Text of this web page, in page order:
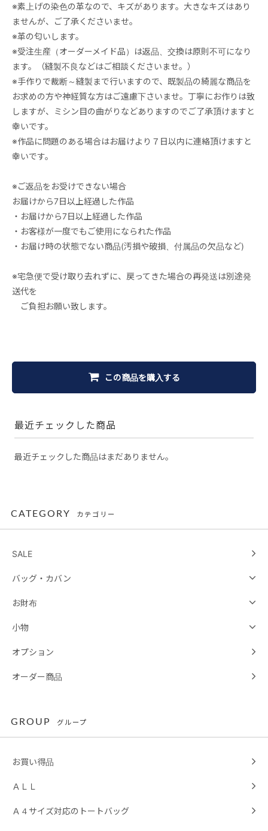
※素上げの染色の革なので、キズがあります。大きなキズはあり
ませんが、ご了承くださいませ。
※革の匂いします。
※受注生産（オーダーメイド品）は返品、交換は原則不可になり
ます。（縫製不良などはご相談くださいませ。）
※手作りで裁断～縫製まで行いますので、既製品の綺麗な商品を
お求めの方や神経質な方はご遠慮下さいませ。丁寧にお作りは致
しますが、ミシン目の曲がりなどありますのでご了承頂けますと
幸いです。
※作品に問題のある場合はお届けより７日以内に連絡頂けますと
幸いです。
※ご返品をお受けできない場合
お届けから7日以上経過した作品
・お届けから7日以上経過した作品
・お客様が一度でもご使用になられた作品
・お届け時の状態でない商品(汚損や破損、付属品の欠品など)
※宅急便で受け取り去れずに、戻ってきた場合の再発送は別途発
送代を
ご負担お願い致します。
この商品を購入する
最近チェックした商品
最近チェックした商品はまだありません。
CATEGORY カテゴリー
SALE
バッグ・カバン
お財布
小物
オプション
オーダー商品
GROUP グループ
お買い得品
ＡＬＬ
Ａ４サイズ対応のトートバッグ